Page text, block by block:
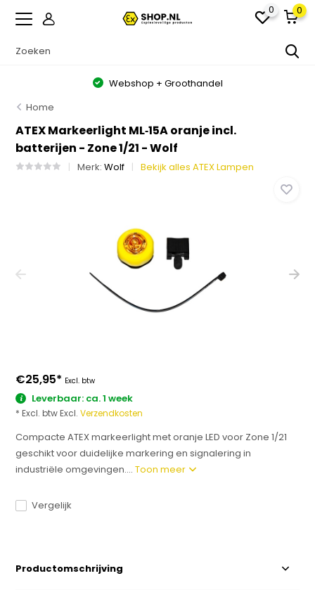
0 0
Webshop + Groothandel
Home
ATEX Markeerlight ML‑15A oranje incl.
batterijen - Zone 1/21 - Wolf
Merk:Wolf Bekijk alles ATEX Lampen
€25,95* Excl. btw
Leverbaar: ca. 1 week
* Excl. btw Excl.Verzendkosten
Compacte ATEX markeerlight met oranje LED voor Zone 1/21
geschikt voor duidelijke markering en signalering in
industriële omgevingen....Toon meer
Vergelijk
Productomschrijving